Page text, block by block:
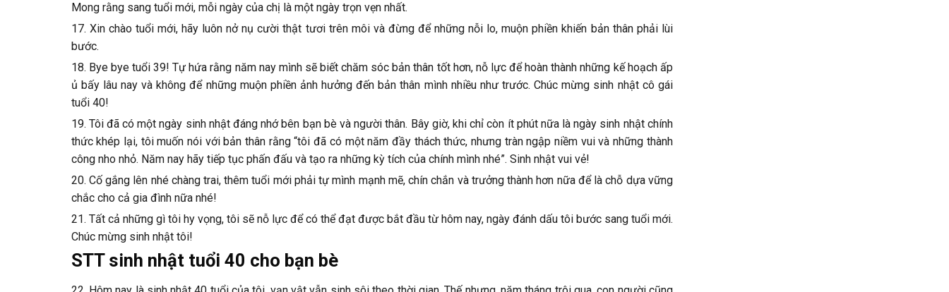
Mong rằng sang tuổi mới, mỗi ngày của chị là một ngày trọn vẹn nhất.
17. Xin chào tuổi mới, hãy luôn nở nụ cười thật tươi trên môi và đừng để những nỗi lo, muộn phiền khiến bản thân phải lùi
bước.
18. Bye bye tuổi 39! Tự hứa rằng năm nay mình sẽ biết chăm sóc bản thân tốt hơn, nỗ lực để hoàn thành những kế hoạch ấp
ủ bấy lâu nay và không để những muộn phiền ảnh hưởng đến bản thân mình nhiều như trước. Chúc mừng sinh nhật cô gái
tuổi 40!
19. Tôi đã có một ngày sinh nhật đáng nhớ bên bạn bè và người thân. Bây giờ, khi chỉ còn ít phút nữa là ngày sinh nhật chính
thức khép lại, tôi muốn nói với bản thân rằng “tôi đã có một năm đầy thách thức, nhưng tràn ngập niềm vui và những thành
công nho nhỏ. Năm nay hãy tiếp tục phấn đấu và tạo ra những kỳ tích của chính mình nhé”. Sinh nhật vui vẻ!
20. Cố gắng lên nhé chàng trai, thêm tuổi mới phải tự mình mạnh mẽ, chín chắn và trưởng thành hơn nữa để là chỗ dựa vững
chắc cho cả gia đình nữa nhé!
21. Tất cả những gì tôi hy vọng, tôi sẽ nỗ lực để có thể đạt được bắt đầu từ hôm nay, ngày đánh dấu tôi bước sang tuổi mới.
Chúc mừng sinh nhật tôi!
STT sinh nhật tuổi 40 cho bạn bè